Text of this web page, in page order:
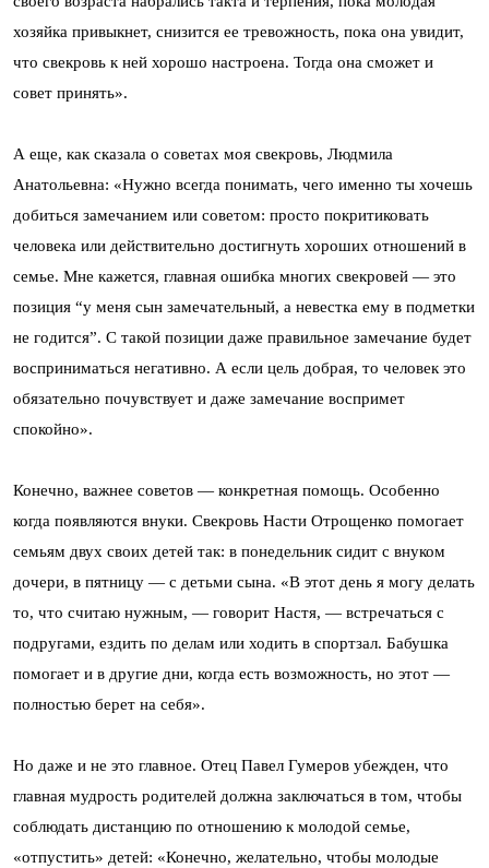
хозяйка привыкнет, снизится ее тревожность, пока она увидит,
что свекровь к ней хорошо настроена. Тогда она сможет и
совет принять».
А еще, как сказала о советах моя свекровь, Людмила
Анатольевна: «Нужно всегда понимать, чего именно ты хочешь
добиться замечанием или советом: просто покритиковать
человека или действительно достигнуть хороших отношений в
семье. Мне кажется, главная ошибка многих свекровей — это
позиция “у меня сын замечательный, а невестка ему в подметки
не годится”. С такой позиции даже правильное замечание будет
восприниматься негативно. А если цель добрая, то человек это
обязательно почувствует и даже замечание воспримет
спокойно».
Конечно, важнее советов — конкретная помощь. Особенно
когда появляются внуки. Свекровь Насти Отрощенко помогает
семьям двух своих детей так: в понедельник сидит с внуком
дочери, в пятницу — с детьми сына. «В этот день я могу делать
то, что считаю нужным, — говорит Настя, — встречаться с
подругами, ездить по делам или ходить в спортзал. Бабушка
помогает и в другие дни, когда есть возможность, но этот —
полностью берет на себя».
Но даже и не это главное. Отец Павел Гумеров убежден, что
главная мудрость родителей должна заключаться в том, чтобы
соблюдать дистанцию по отношению к молодой семье,
«отпустить» детей: «Конечно, желательно, чтобы молодые